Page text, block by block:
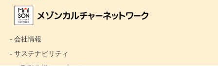
- 会社情報
- サステナビリティ